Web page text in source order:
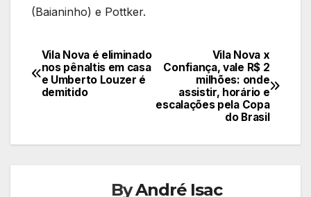
(Baianinho) e Pottker.
Navegação
de
Vila Nova x
Confiança, vale R$ 2
milhões: onde
assistir, horário e
escalações pela Copa
do Brasil
Vila Nova é eliminado
nos pênaltis em casa
e Umberto Louzer é
demitido
ByAndré Isac